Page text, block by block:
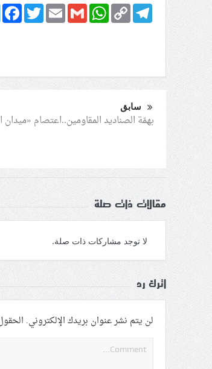
TwitterEmailGmail
WhatsApp Copy
Link
Telegram
سابق
بهمّة الصناديد المقاومين..اعتصام
مقالات ذات صلة
لا توجد مشاركات ذات صلة.
اترك رد
لن يتم نشر عنوان بريدك الإلكتروني.